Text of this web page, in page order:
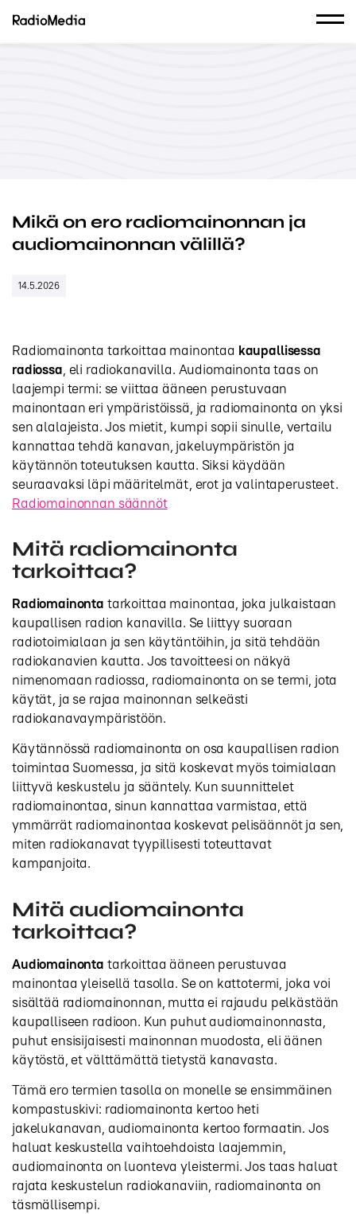
Mikä on ero radiomainonnan ja
audiomainonnan välillä?
14.5.2026
Radiomainonta tarkoittaa mainontaa kaupallisessa
radiossa, eli radiokanavilla. Audiomainonta taas on
laajempi termi: se viittaa ääneen perustuvaan
mainontaan eri ympäristöissä, ja radiomainonta on yksi
sen alalajeista. Jos mietit, kumpi sopii sinulle, vertailu
kannattaa tehdä kanavan, jakeluympäristön ja
käytännön toteutuksen kautta. Siksi käydään
seuraavaksi läpi määritelmät, erot ja valintaperusteet.
Radiomainonnan säännöt
Mitä radiomainonta
tarkoittaa?
Radiomainonta tarkoittaa mainontaa, joka julkaistaan
kaupallisen radion kanavilla. Se liittyy suoraan
radiotoimialaan ja sen käytäntöihin, ja sitä tehdään
radiokanavien kautta. Jos tavoitteesi on näkyä
nimenomaan radiossa, radiomainonta on se termi, jota
käytät, ja se rajaa mainonnan selkeästi
radiokanavaympäristöön.
Käytännössä radiomainonta on osa kaupallisen radion
toimintaa Suomessa, ja sitä koskevat myös toimialaan
liittyvä keskustelu ja sääntely. Kun suunnittelet
radiomainontaa, sinun kannattaa varmistaa, että
ymmärrät radiomainontaa koskevat pelisäännöt ja sen,
miten radiokanavat tyypillisesti toteuttavat
kampanjoita.
Mitä audiomainonta
tarkoittaa?
Audiomainonta tarkoittaa ääneen perustuvaa
mainontaa yleisellä tasolla. Se on kattotermi, joka voi
sisältää radiomainonnan, mutta ei rajaudu pelkästään
kaupalliseen radioon. Kun puhut audiomainonnasta,
puhut ensisijaisesti mainonnan muodosta, eli äänen
käytöstä, et välttämättä tietystä kanavasta.
Tämä ero termien tasolla on monelle se ensimmäinen
kompastuskivi: radiomainonta kertoo heti
jakelukanavan, audiomainonta kertoo formaatin. Jos
haluat keskustella vaihtoehdoista laajemmin,
audiomainonta on luonteva yleistermi. Jos taas haluat
rajata keskustelun radiokanaviin, radiomainonta on
täsmällisempi.